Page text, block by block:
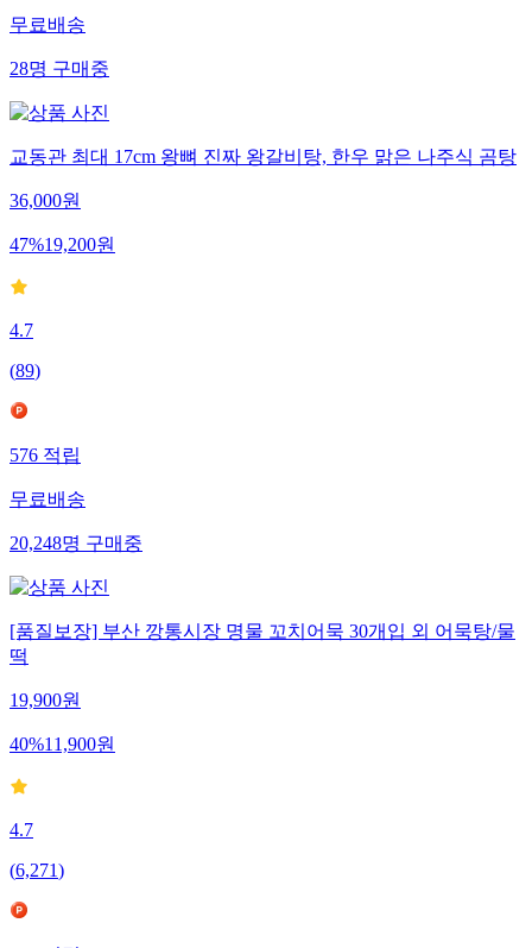
무료배송
28명구매중
교동관 최대 17cm 왕뼈 진짜 왕갈비탕, 한우 맑은 나주식 곰탕
36,000원
47%19,200원
4.7
(89)
576적립
무료배송
20,248명구매중
[품질보장] 부산 깡통시장 명물 꼬치어묵 30개입 외 어묵탕/물
떡
19,900원
40%11,900원
4.7
(6,271)